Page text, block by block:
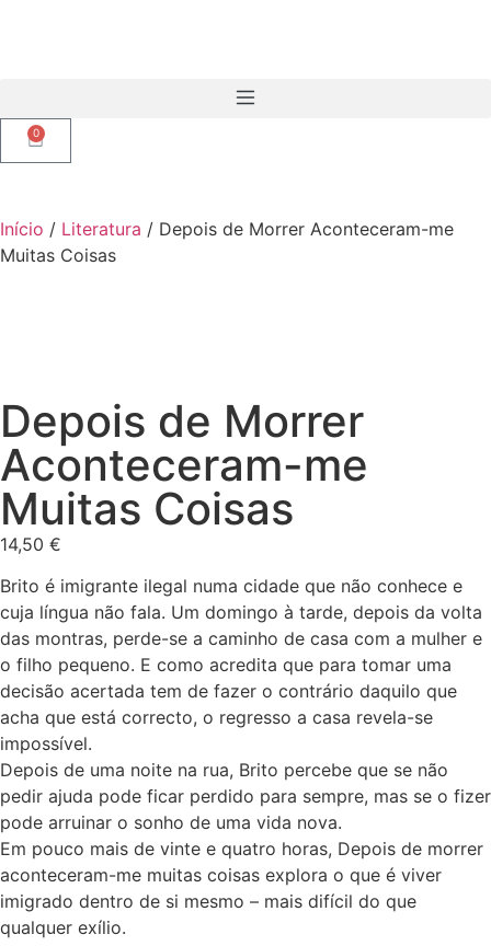
0
Início / Literatura / Depois de Morrer Aconteceram-me
Muitas Coisas
Depois de Morrer
Aconteceram-me
Muitas Coisas
14,50 €
Brito é imigrante ilegal numa cidade que não conhece e
cuja língua não fala. Um domingo à tarde, depois da volta
das montras, perde-se a caminho de casa com a mulher e
o filho pequeno. E como acredita que para tomar uma
decisão acertada tem de fazer o contrário daquilo que
acha que está correcto, o regresso a casa revela-se
impossível.
Depois de uma noite na rua, Brito percebe que se não
pedir ajuda pode ficar perdido para sempre, mas se o fizer
pode arruinar o sonho de uma vida nova.
Em pouco mais de vinte e quatro horas, Depois de morrer
aconteceram-me muitas coisas explora o que é viver
imigrado dentro de si mesmo – mais difícil do que
qualquer exílio.